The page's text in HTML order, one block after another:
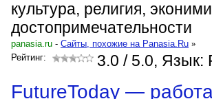
культура, религия,
достопримечательности
panasia.ru - Cайты, похожие на Panasia.Ru »
Рейтинг:
3.0 / 5.0, Язык:
FutureToday —